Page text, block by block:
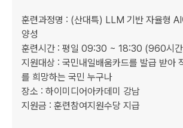
훈련과정명 : (산대특) LLM 기반 자율형
양성
훈련시간 : 평일 09:30 ~ 18:30 (960시
지원대상 : 국민내일배움카드를 발급 받아
를 희망하는 국민 누구나
장소 : 하이미디어아카데미 강남
지원금 : 훈련참여지원수당 지급